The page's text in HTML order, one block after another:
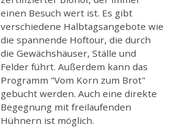
einen Besuch wert ist. Es gibt
verschiedene Halbtagsangebote wie
die spannende Hoftour, die durch
die Gewächshäuser, Ställe und
Felder führt. Außerdem kann das
Programm "Vom Korn zum Brot"
gebucht werden. Auch eine direkte
Begegnung mit freilaufenden
Hühnern ist möglich.